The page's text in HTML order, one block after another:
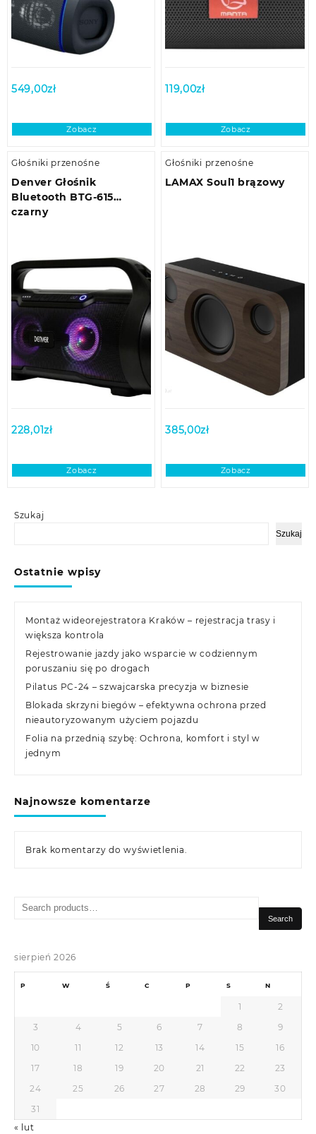
Szukaj
Szukaj
Ostatnie wpisy
Montaż wideorejestratora Kraków – rejestracja trasy i
większa kontrola
Rejestrowanie jazdy jako wsparcie w codziennym
poruszaniu się po drogach
Pilatus PC-24 – szwajcarska precyzja w biznesie
Blokada skrzyni biegów – efektywna ochrona przed
nieautoryzowanym użyciem pojazdu
Folia na przednią szybę: Ochrona, komfort i styl w
jednym
Najnowsze komentarze
Brak komentarzy do wyświetlenia.
549,00zł
Zobacz
119,00zł
Zobacz
Głośniki przenośne
Denver Głośnik
Bluetooth BTG-615
czarny
228,01zł
Zobacz
Głośniki przenośne
LAMAX Soul1 brązowy
385,00zł
Zobacz
Search
Search
sierpień 2026
P W Ś C P S N
1
2
3
4 5 6 7 8
9
10
11 12 13 14 15
16
17
18 19 20 21 22
23
24
25 26 27 28 29
30
31
« lut